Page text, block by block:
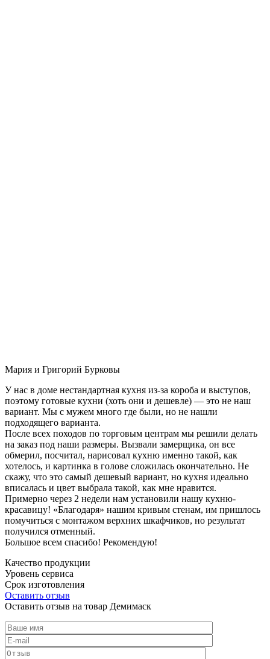
Мария и Григорий Бурковы
У нас в доме нестандартная кухня из-за короба и выступов,
поэтому готовые кухни (хоть они и дешевле) — это не наш
вариант. Мы с мужем много где были, но не нашли
подходящего варианта.
После всех походов по торговым центрам мы решили делать
на заказ под наши размеры. Вызвали замерщика, он все
обмерил, посчитал, нарисовал кухню именно такой, как
хотелось, и картинка в голове сложилась окончательно. Не
скажу, что это самый дешевый вариант, но кухня идеально
вписалась и цвет выбрала такой, как мне нравится.
Примерно через 2 недели нам установили нашу кухню-
красавицу! «Благодаря» нашим кривым стенам, им пришлось
помучиться с монтажом верхних шкафчиков, но результат
получился отменный.
Большое всем спасибо! Рекомендую!
Качество продукции
Уровень сервиса
Срок изготовления
Оставить отзыв
Оставить отзыв на товар Демимаск